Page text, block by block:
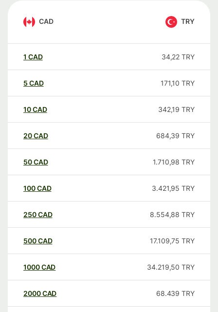
CAD TRY
1 CAD 34,22 TRY
5 CAD 171,10 TRY
10CAD 342,19 TRY
20CAD 684,39 TRY
50CAD 1.710,98 TRY
100CAD 3.421,95 TRY
250CAD 8.554,88 TRY
500CAD 17.109,75 TRY
1000CAD 34.219,50 TRY
2000CAD 68.439 TRY